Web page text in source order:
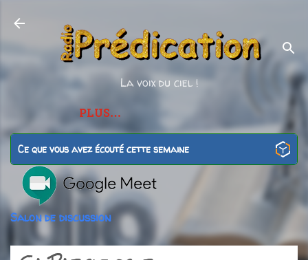
La voix du ciel !
PLUS…
Ce que vous avez écouté cette semaine
Salon de discussion